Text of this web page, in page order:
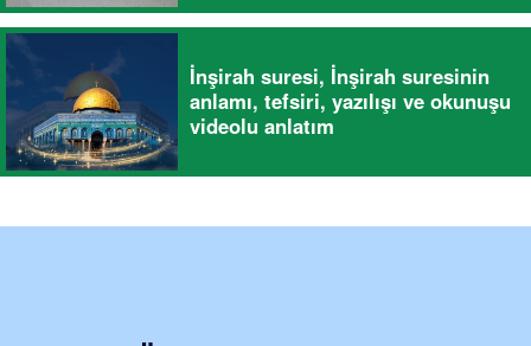
İnşirah suresi, İnşirah suresinin
anlamı, tefsiri, yazılışı ve okunuşu
videolu anlatım